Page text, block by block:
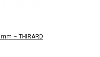
– THIRARD